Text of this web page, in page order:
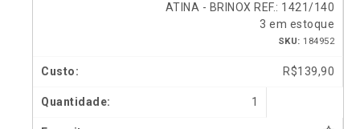
ATINA - BRINOX REF.: 1421/140
3 em estoque
SKU: 184952
R$139,90
1